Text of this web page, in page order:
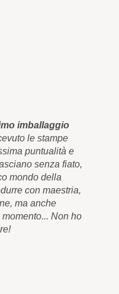
imballaggio
le stampe
puntualità e
senza fiato,
mondo della
con maestria,
ma anche
Non ho